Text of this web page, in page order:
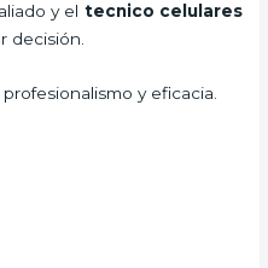
y el tecnico celulares
decisión.
y eficacia.